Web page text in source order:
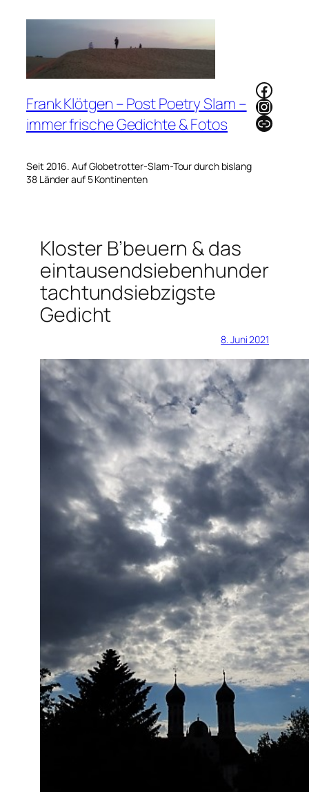
Frank Klötgen – Post Poetry Slam –
immer frische Gedichte & Fotos
Seit 2016. Auf Globetrotter-Slam-Tour durch bislang
38 Länder auf 5 Kontinenten
Link
Kloster B’beuern & das
eintausendsiebenhunder
tachtundsiebzigste
Gedicht
8. Juni 2021